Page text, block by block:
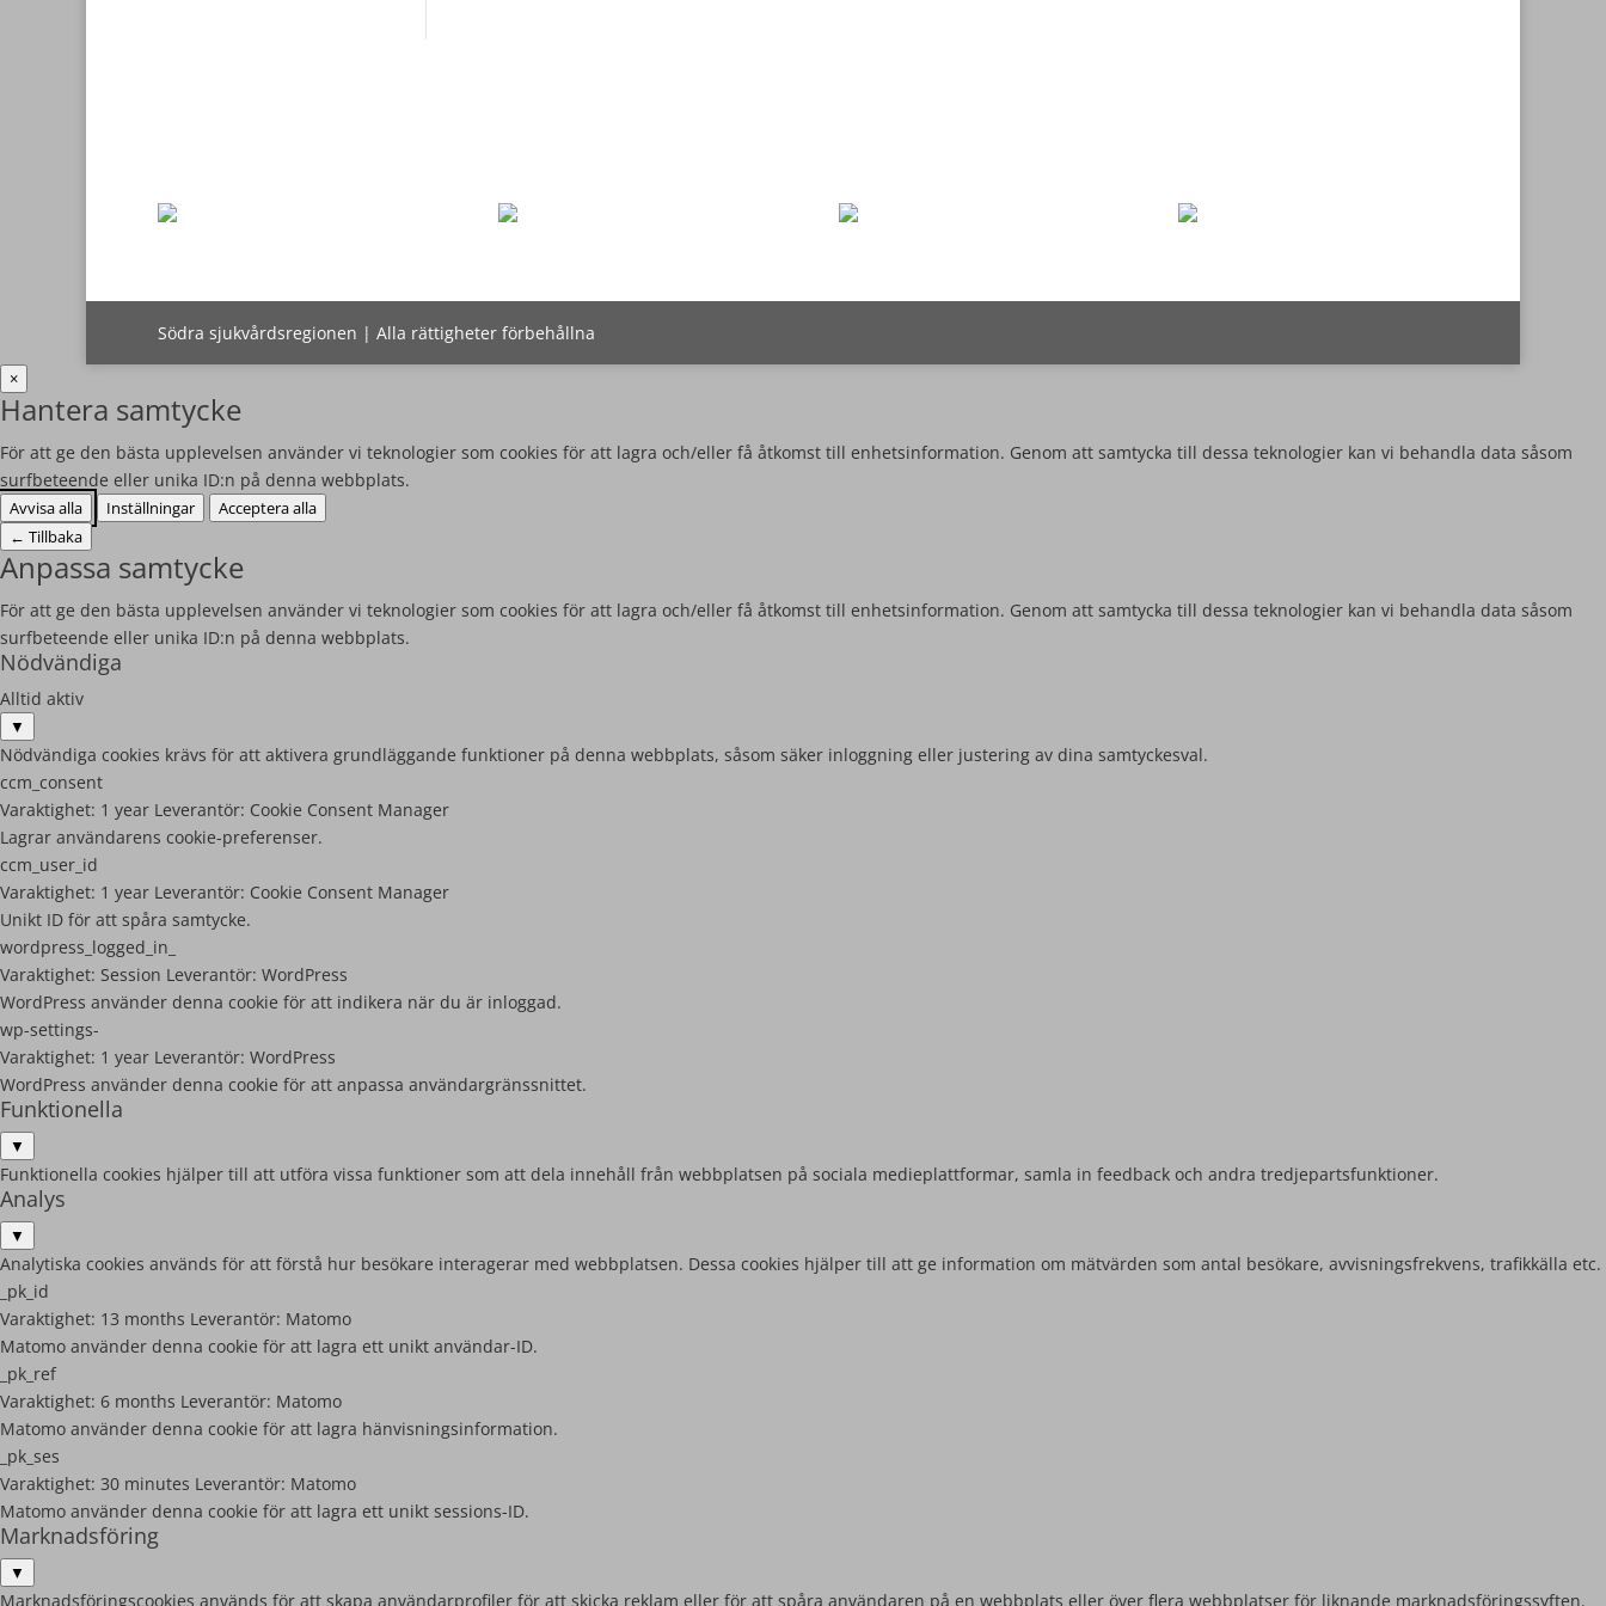
Södra sjukvårdsregionen | Alla rättigheter förbehållna
×
Hantera samtycke
För att ge den bästa upplevelsen använder vi teknologier som cookies för att lagra och/eller få åtkomst till enhetsinformation. Genom att samtycka till dessa teknologier kan vi behandla data såsom
surfbeteende eller unika ID:n på denna webbplats.
Avvisa alla Inställningar
Acceptera alla
← Tillbaka
Anpassa samtycke
För att ge den bästa upplevelsen använder vi teknologier som cookies för att lagra och/eller få åtkomst till enhetsinformation. Genom att samtycka till dessa teknologier kan vi behandla data såsom
surfbeteende eller unika ID:n på denna webbplats.
Nödvändiga
Alltid aktiv
▼
Nödvändiga cookies krävs för att aktivera grundläggande funktioner på denna webbplats, såsom säker inloggning eller justering av dina samtyckesval.
ccm_consent
Varaktighet: 1 year Leverantör: Cookie Consent Manager
Lagrar användarens cookie-preferenser.
ccm_user_id
Varaktighet: 1 year Leverantör: Cookie Consent Manager
Unikt ID för att spåra samtycke.
wordpress_logged_in_
Varaktighet: Session Leverantör: WordPress
WordPress använder denna cookie för att indikera när du är inloggad.
wp-settings-
Varaktighet: 1 year Leverantör: WordPress
WordPress använder denna cookie för att anpassa användargränssnittet.
Funktionella
▼
Funktionella cookies hjälper till att utföra vissa funktioner som att dela innehåll från webbplatsen på sociala medieplattformar, samla in feedback och andra tredjepartsfunktioner.
Analys
▼
Analytiska cookies används för att förstå hur besökare interagerar med webbplatsen. Dessa cookies hjälper till att ge information om mätvärden som antal besökare, avvisningsfrekvens, trafikkälla etc.
_pk_id
Varaktighet: 13 months Leverantör: Matomo
Matomo använder denna cookie för att lagra ett unikt användar-ID.
_pk_ref
Varaktighet: 6 months Leverantör: Matomo
Matomo använder denna cookie för att lagra hänvisningsinformation.
_pk_ses
Varaktighet: 30 minutes Leverantör: Matomo
Matomo använder denna cookie för att lagra ett unikt sessions-ID.
Marknadsföring
▼
Marknadsföringscookies används för att skapa användarprofiler för att skicka reklam eller för att spåra användaren på en webbplats eller över flera webbplatser för liknande marknadsföringssyften.